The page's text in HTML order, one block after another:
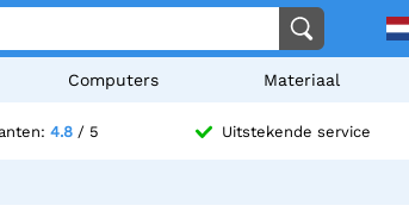
Computers Materiaal
4.8/ 5 Uitstekende service